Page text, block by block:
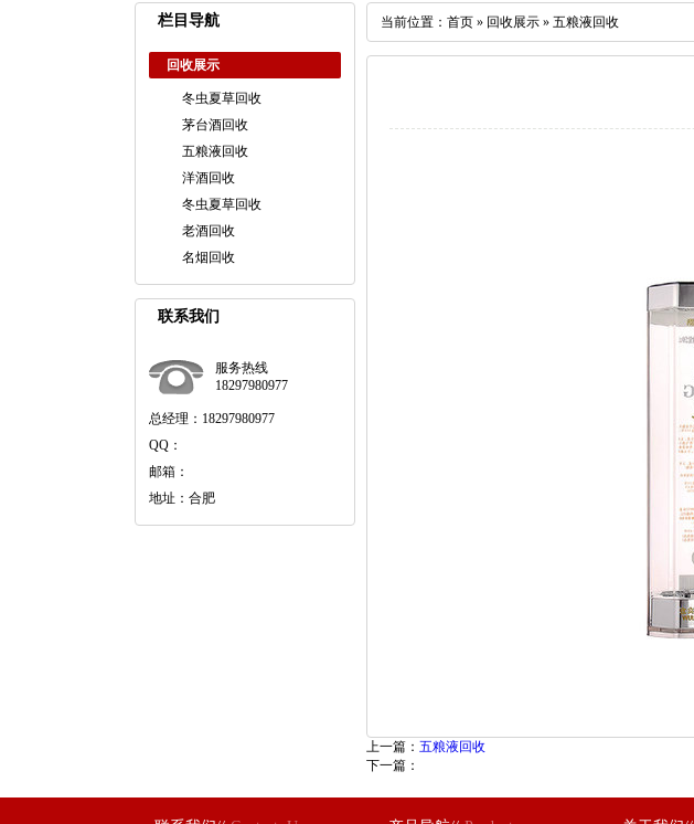
栏目导航
回收展示
冬虫夏草回收
茅台酒回收
五粮液回收
洋酒回收
冬虫夏草回收
老酒回收
名烟回收
联系我们
服务热线
18297980977
总经理：18297980977
QQ：
邮箱：
地址：合肥
当前位置： 首页 » 回收展示 » 五粮液回收
上一篇： 五粮液回收
下一篇：